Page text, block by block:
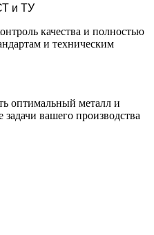
и ТУ
качества и полностью
и техническим
оптимальный металл и
вашего производства